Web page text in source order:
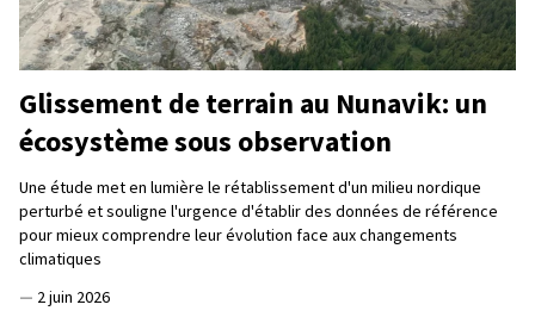
Glissement de terrain au Nunavik: un
écosystème sous observation
Une étude met en lumière le rétablissement d'un milieu nordique
perturbé et souligne l'urgence d'établir des données de référence
pour mieux comprendre leur évolution face aux changements
climatiques
— 2 juin 2026